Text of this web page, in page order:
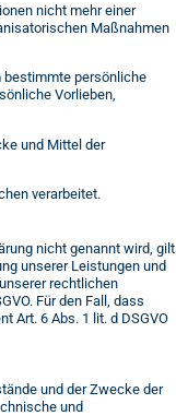
nicht mehr einer
Maßnahmen
bestimmte persönliche
Vorlieben,
und Mittel der
verarbeitet.
nicht genannt wird, gilt
unserer Leistungen und
rechtlichen
Für den Fall, dass
Art. 6 Abs. 1 lit. d DSGVO
und der Zwecke der
und